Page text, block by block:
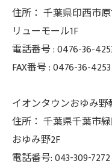
住所： 千葉県印西市
リューモール1F
電話番号 :0476-36-
FAX番号 :0476-36-4253
イオンタウンおゆみ野
住所： 千葉県千葉市
おゆみ野2F
電話番号: 043-309-7272